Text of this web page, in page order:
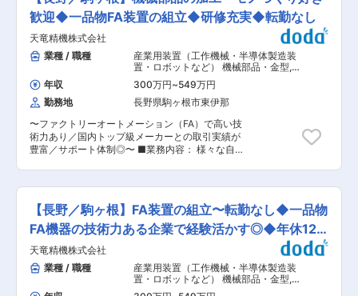
導入。安定した事業基盤と成長性を兼ね備えた企
業です。 変更の範囲：会社の定める業務
フトウェア設計エンジニア職 こだわりの自動機を
動かし、最終的にお客様の手元に届けるやりがい
のあるお仕事です。 〇営業職 お客様のお悩みに
合わせた、製造業工場の「自動化」「省力化」を
提案します。 〇製造職（組立、加工） 図面を読
み、FA機器製造を行います。 ※仕事内容や職場環
境を理解いただいた上で、最終的な配属職種を決
定します。 ■社員インタビュー
織の魅力・組織構成／ ーーーーーーーーーーーー
国内トップメーカーとの取引実績豊富。オーダー
メイド設計が8割以上を占め、自社一貫生産体制
を構築しています。 お客様の生産活動の課題を
る』組織」として技術を磨いています。 オーダー
メイド自動機の上流工程から下流工程まで一貫し
て行う企業様のため、スキルの幅を広げられま
す。 50代60代の割合が多いですが、20代4人、
30代5人、40代5人など、若手も積極育成中！ ＼
充実の研修制度／ ーーーーーーーーー 業界未経
験の方でも安心してスタートできます！ 最初の1
歓迎◆一品物FA装置の組立◆研修充実◆転勤なし
天竜精機株式会社
業種 / 職種
産業用装置（工作機械・半導体製造装
置・ロボットなど） 機械部品・金型,
工作機械・産業機械・ロボット 機械・
金属加工
年収 300万円~549万円
勤務地
長野県駒ヶ根市東伊那
〜ファクトリーオートメーション（FA）で高い技
術力あり／国内トップ級メーカーとの取引実績が
豊富／サポート体制◎〜 ■業務内容： 様々な自動
品の加工をご担当いただきます。また、一部当社
とお付き合いのあるお客様からの加工依頼も担当
いただきます。 組立中の急ぎの加工にも対応等、
当社にとって欠かせないポジションです。 ■業務
の流れ： ◇FA装置の製造計画にそって、必要な
機械部品の加工を行います。 ◇加工する部品は、
製造する設備ごとに作るため、量産品ではなく、
一品物対応が多いです。 ◇基本的には、当社が請
け負った自動化設備で使用される、機械部品の加
【長野／駒ヶ根】FA装置の組立〜転勤なし◆一品物
FA機器の技術力ある企業で経験活かす◎◆年休123
日
天竜精機株式会社
業種 / 職種
産業用装置（工作機械・半導体製造装
置・ロボットなど） 機械部品・金型,
機械・金属加工 組立・その他製造職